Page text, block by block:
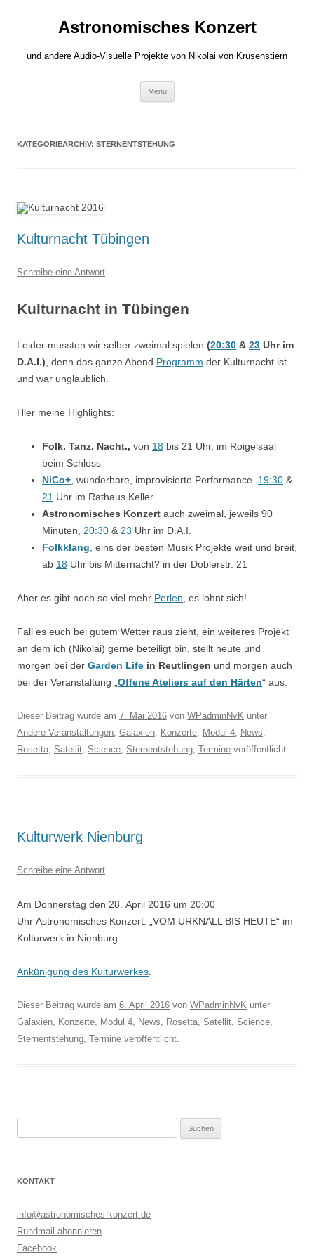
Astronomisches Konzert
und andere Audio-Visuelle Projekte von Nikolai von Krusenstiern
Menü
KATEGORIEARCHIV: STERNENTSTEHUNG
Kulturnacht Tübingen
Schreibe eine Antwort
Kulturnacht in Tübingen
Leider mussten wir selber zweimal spielen (20:30 & 23 Uhr im
D.A.I.) , denn das ganze Abend Programm der Kulturnacht ist
und war unglaublich.
Hier meine Highlights:
Folk. Tanz. Nacht., von 18 bis 21 Uhr, im Roigelsaal
beim Schloss
NiCo+ , wunderbare, improvisierte Performance. 19:30 &
21 Uhr im Rathaus Keller
Astronomisches Konzert auch zweimal, jeweils 90
Minuten, 20:30 & 23 Uhr im D.A.I.
Folkklang , eins der besten Musik Projekte weit und breit,
ab 18 Uhr bis Mitternacht? in der Doblerstr. 21
Aber es gibt noch so viel mehr Perlen , es lohnt sich!
Fall es euch bei gutem Wetter raus zieht, ein weiteres Projekt
an dem ich (Nikolai) gerne beteiligt bin, stellt heute und
morgen bei der Garden Life in Reutlingen und morgen auch
bei der Veranstaltung „ Offene Ateliers auf den Härten“ aus.
Dieser Beitrag wurde am 7. Mai 2016 von WPadminNvK unter
Andere Veranstaltungen, Galaxien, Konzerte, Modul 4, News,
Rosetta, Satellit, Science, Sternentstehung, Termine veröffentlicht.
Kulturwerk Nienburg
Schreibe eine Antwort
Am Donnerstag den 28. April 2016 um 20:00
Uhr Astronomisches Konzert: „VOM URKNALL BIS HEUTE“ im
Kulturwerk in Nienburg.
Ankünigung des Kulturwerkes
Dieser Beitrag wurde am 6. April 2016 von WPadminNvK unter
Galaxien, Konzerte, Modul 4, News, Rosetta, Satellit, Science,
Sternentstehung, Termine veröffentlicht.
KONTAKT
info@astronomisches-konzert.de
Rundmail abonnieren
Facebook